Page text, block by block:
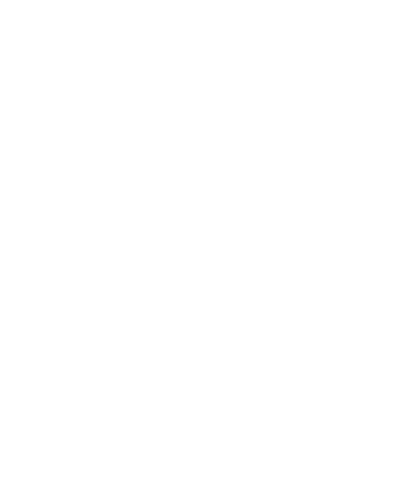
了承ください。
をご了承くださ
御機器販売店・
ようお願いしま
にご登録され
」に記載されて
1000ppm以下、
はありません。
品に未対応品が
年1月12日よ
) : 1000ppm、
、
ない年数を意
貨物等」とい
可)を取得する
これらの製造装
通知します。
、取り引きをい
ムロン制御